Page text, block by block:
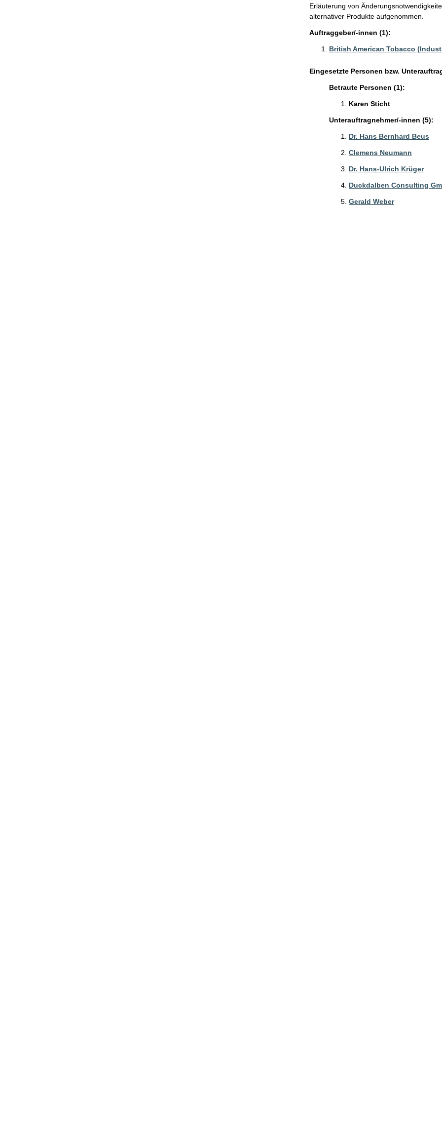
Erläuterung von
alternativer Produkte aufgenommen.
Auftraggeber/-innen (1):
British American Tobacco
Eingesetzte Personen bzw.
Betraute Personen (1):
Karen Sticht
Unterauftragnehmer/-innen (5):
Dr. Hans Bernhard Beus
Clemens Neumann
Dr. Hans-Ulrich Krüger
Duckdalben Consulting
Gerald Weber